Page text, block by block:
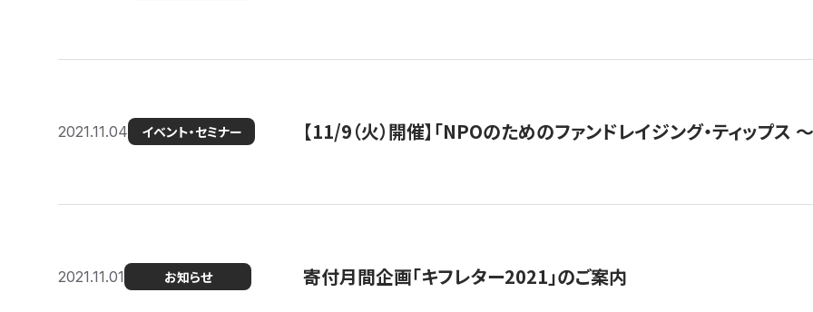
2021.11.04 イベント・セミナー 【11/9（火）開催】「NPOのためのファンドレイジング・ティップ
2021.11.01 お知らせ 寄付月間企画「キフレター2021」のご案内